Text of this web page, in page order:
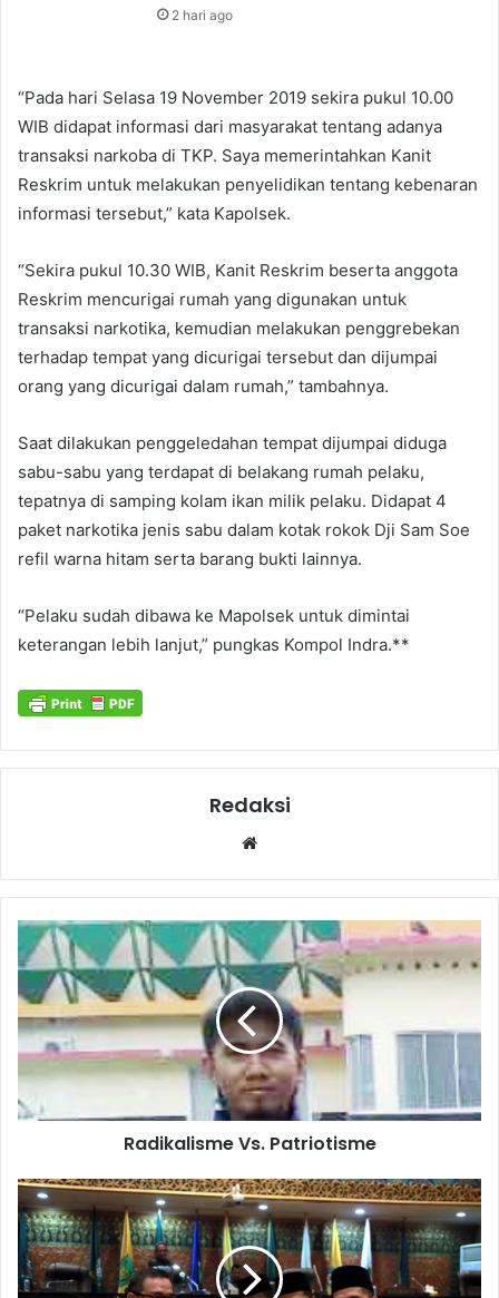
2 hari ago
“Pada hari Selasa 19 November 2019 sekira pukul 10.00
WIB didapat informasi dari masyarakat tentang adanya
transaksi narkoba di TKP. Saya memerintahkan Kanit
Reskrim untuk melakukan penyelidikan tentang kebenaran
informasi tersebut,” kata Kapolsek.
“Sekira pukul 10.30 WIB, Kanit Reskrim beserta anggota
Reskrim mencurigai rumah yang digunakan untuk
transaksi narkotika, kemudian melakukan penggrebekan
terhadap tempat yang dicurigai tersebut dan dijumpai
orang yang dicurigai dalam rumah,” tambahnya.
Saat dilakukan penggeledahan tempat dijumpai diduga
sabu-sabu yang terdapat di belakang rumah pelaku,
tepatnya di samping kolam ikan milik pelaku. Didapat 4
paket narkotika jenis sabu dalam kotak rokok Dji Sam Soe
refil warna hitam serta barang bukti lainnya.
“Pelaku sudah dibawa ke Mapolsek untuk dimintai
keterangan lebih lanjut,” pungkas Kompol Indra.**
Redaksi
Radikalisme Vs. Patriotisme